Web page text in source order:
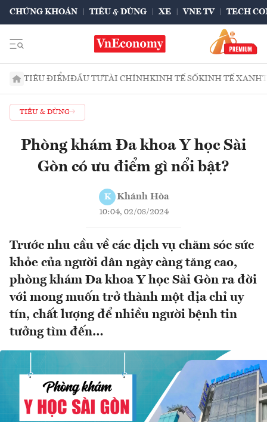
CHỨNG KHOÁN TIÊU & DÙNG XE VNE TV TECH
TIÊU ĐIỂMĐẦU TƯTÀI CHÍNHKINH TẾ SỐKINH TẾ XANH
TIÊU & DÙNG
Phòng khám Đa khoa Y học Sài
Gòn có ưu điểm gì nổi bật?
K Khánh Hòa
10:04, 02/08/2024
Trước nhu cầu về các dịch vụ chăm sóc sức
khỏe của người dân ngày càng tăng cao,
phòng khám Đa khoa Y học Sài Gòn ra đời
với mong muốn trở thành một địa chỉ uy
tín, chất lượng để nhiều người bệnh tin
tưởng tìm đến…